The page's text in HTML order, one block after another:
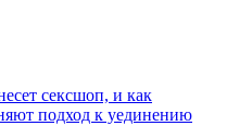
сексшоп, и как
подход к уединению